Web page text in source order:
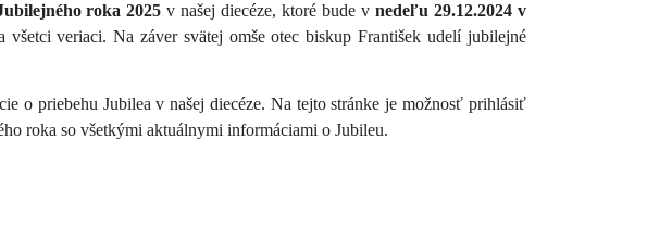
roka 2025 v našej diecéze, ktoré bude v nedeľu 29.12.2024 v
všetci veriaci. Na záver svätej omše otec biskup František udelí jubilejné
o priebehu Jubilea v našej diecéze. Na tejto stránke je možnosť prihlásiť
roka so všetkými aktuálnymi informáciami o Jubileu.